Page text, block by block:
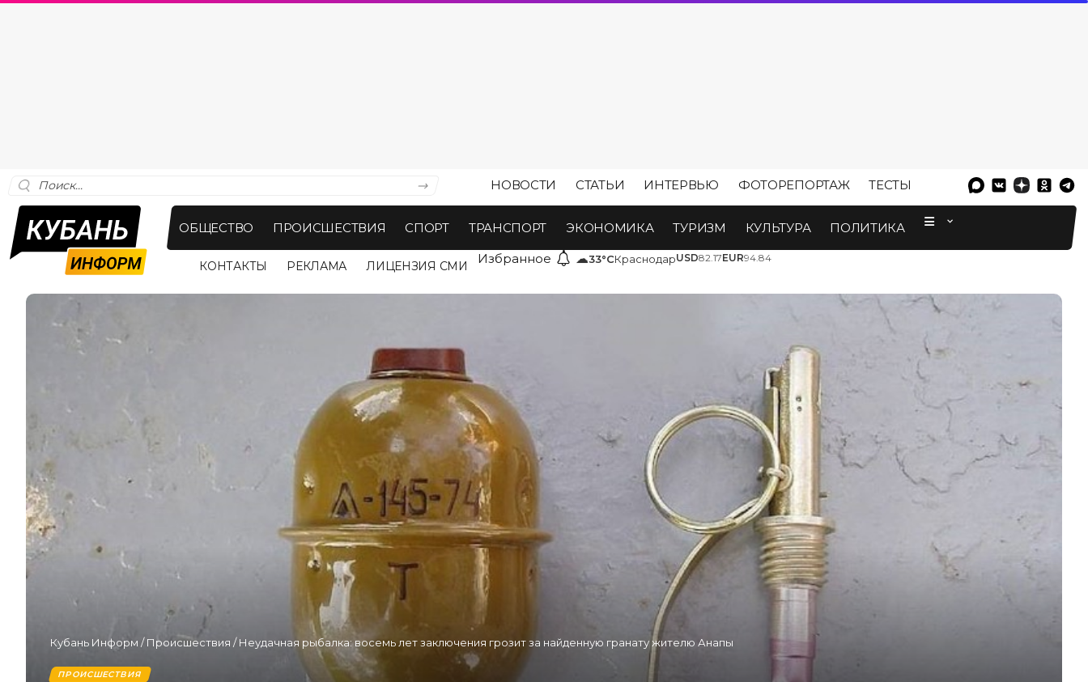
НОВОСТИ СТАТЬИ ИНТЕРВЬЮ ФОТОРЕПОРТАЖ ТЕСТЫ
ОБЩЕСТВО ПРОИСШЕСТВИЯ СПОРТ ТРАНСПОРТ ЭКОНОМИКА ТУРИЗМ КУЛЬТУРА ПОЛИТИКА
КОНТАКТЫ РЕКЛАМА ЛИЦЕНЗИЯ СМИ Избранное ☁33°CКраснодарUSD82.17EUR94.84
Кубань Информ /Происшествия /Неудачная рыбалка: восемь лет заключения грозит за найденную гранату жителю Анапы
ПРОИСШЕСТВИЯ